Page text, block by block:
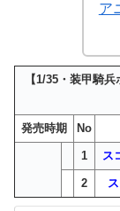
ア
【1/35・装甲騎
発売時期 No
1 ス
2